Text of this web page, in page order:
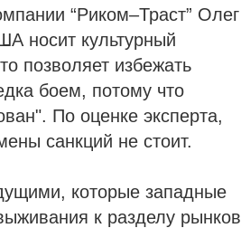
“Риком–Траст” Олег
носит культурный
позволяет избежать
боем, потому что
По оценке эксперта,
санкций не стоит.
которые западные
к разделу рынков